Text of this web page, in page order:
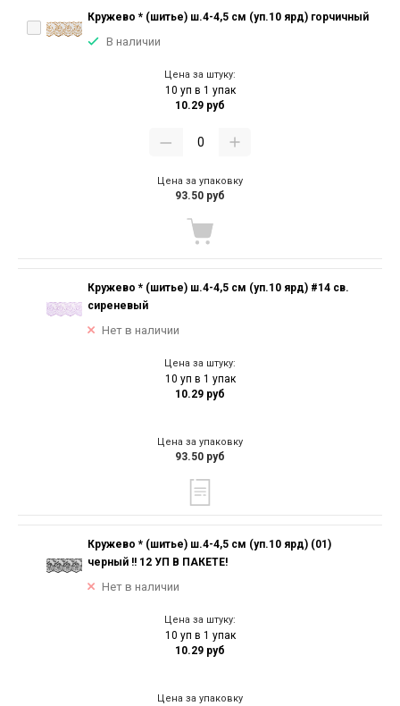
Кружево * (шитье) ш.4-4,5 см (уп.10 ярд) горчичный
В наличии
Цена за штуку:
10 уп в 1 упак
10.29 руб
Цена за упаковку
93.50 руб
Кружево * (шитье) ш.4-4,5 см (уп.10 ярд) #14 св.
сиреневый
Нет в наличии
Цена за штуку:
10 уп в 1 упак
10.29 руб
Цена за упаковку
93.50 руб
Кружево * (шитье) ш.4-4,5 см (уп.10 ярд) (01)
черный !! 12 УП В ПАКЕТЕ!
Нет в наличии
Цена за штуку:
10 уп в 1 упак
10.29 руб
Цена за упаковку